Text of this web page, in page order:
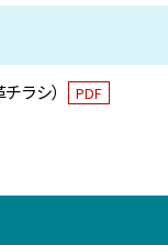
ラシ） PDF